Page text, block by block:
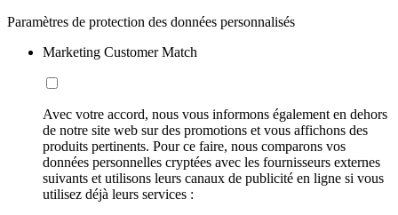
Paramètres de protection des données personnalisés
Marketing Customer Match
Avec votre accord, nous vous informons également en dehors
de notre site web sur des promotions et vous affichons des
produits pertinents. Pour ce faire, nous comparons vos
données personnelles cryptées avec les fournisseurs externes
suivants et utilisons leurs canaux de publicité en ligne si vous
utilisez déjà leurs services :